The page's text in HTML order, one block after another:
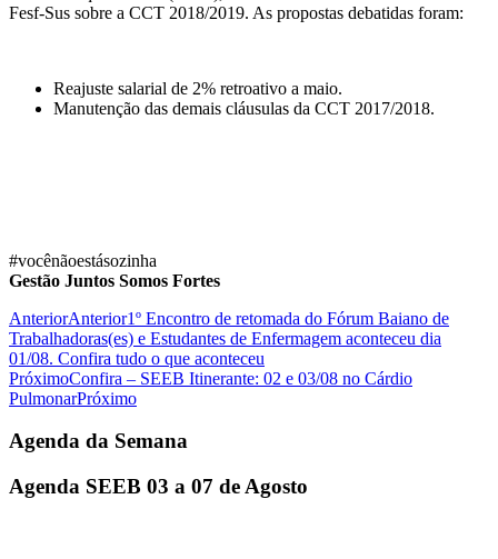
Fesf-Sus sobre a CCT 2018/2019. As propostas debatidas foram:
Reajuste salarial de 2% retroativo a maio.
Manutenção das demais cláusulas da CCT 2017/2018.
#vocênãoestásozinha⠀
Gestão Juntos Somos Fortes
AnteriorAnterior1º Encontro de retomada do Fórum Baiano de
Trabalhadoras(es) e Estudantes de Enfermagem aconteceu dia
01/08. Confira tudo o que aconteceu
PróximoConfira – SEEB Itinerante: 02 e 03/08 no Cárdio
PulmonarPróximo
Agenda da Semana
Agenda SEEB 03 a 07 de Agosto